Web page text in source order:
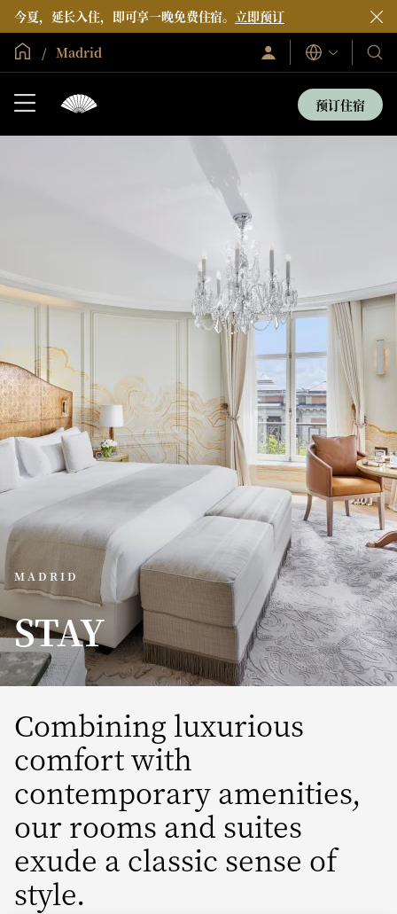
今夏，延长入住，即可享一晚免费住宿。 立即预订
全球首页
Madrid
登
录/
语
言
我
们
的
酒
预订住宿
MADRID
STAY
Combining luxurious
comfort with
contemporary amenities,
our rooms and suites
exude a classic sense of
style.